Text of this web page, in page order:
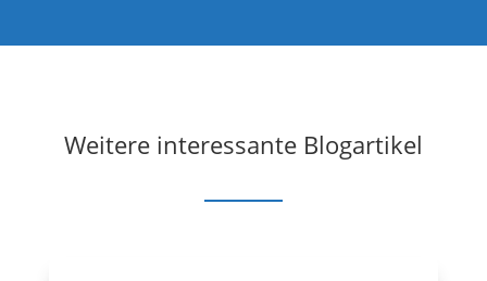
Weitere interessante Blogartikel